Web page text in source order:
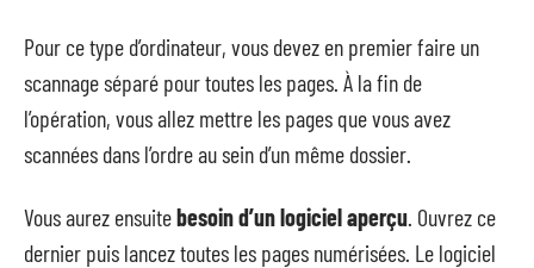
Pour ce type d’ordinateur, vous devez en premier faire un
scannage séparé pour toutes les pages. À la fin de
l’opération, vous allez mettre les pages que vous avez
scannées dans l’ordre au sein d’un même dossier.
Vous aurez ensuitebesoin d’un logiciel aperçu . Ouvrez ce
dernier puis lancez toutes les pages numérisées. Le logiciel